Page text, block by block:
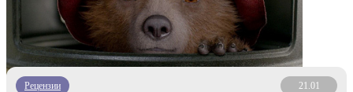
Рецензии 21.01